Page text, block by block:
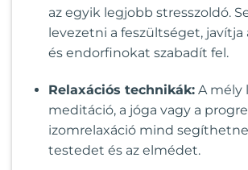
az egyik legjobb stresszoldó.
levezetni a feszültséget,
és endorfinokat szabadít fel.
Relaxációs technikák:A mély
meditáció, a jóga vagy a
izomrelaxáció mind
testedet és az elmédet.